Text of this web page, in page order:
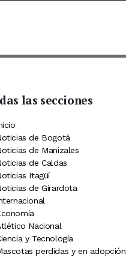
en Telegram
LinkedIn
en Pinterest
las secciones
de Bogotá
de Manizales
de Caldas
Itagüí
de Girardota
Nacional
y Tecnología
perdidas y en adopción